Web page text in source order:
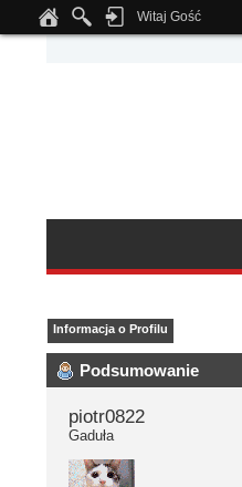
Notice: Undefined index:
Witaj Gość
Informacja o Profilu
Podsumowanie
piotr0822
Gaduła